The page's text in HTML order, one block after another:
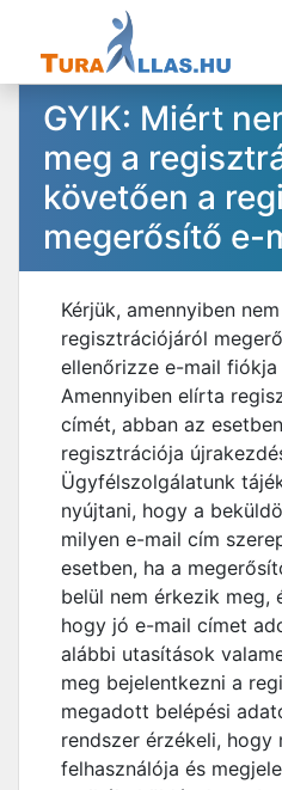
GYIK: Miért
meg a
követően a
megerősítő e-
Kérjük, amennyiben
regisztrációjáról
ellenőrizze e-mail fiókja
Amennyiben elírta
címét, abban az
regisztrációja
Ügyfélszolgálatunk
nyújtani, hogy a
milyen e-mail cím
esetben, ha a
belül nem érkezik meg,
hogy jó e-mail címet
alábbi utasítások
meg bejelentkezni a
megadott belépési
rendszer érzékeli, hogy
felhasználója és